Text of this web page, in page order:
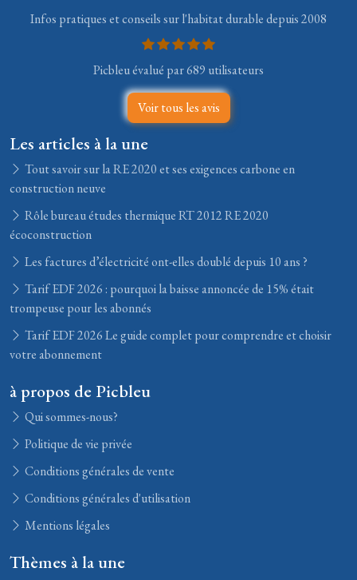
Infos pratiques et conseils sur l'habitat durable depuis 2008
Picbleu évalué par 689 utilisateurs
Voir tous les avis
Les articles à la une
Tout savoir sur la RE 2020 et ses exigences carbone en
construction neuve
Rôle bureau études thermique RT 2012 RE 2020
écoconstruction
Les factures d’électricité ont-elles doublé depuis 10 ans ?
Tarif EDF 2026 : pourquoi la baisse annoncée de 15% était
trompeuse pour les abonnés
Tarif EDF 2026 Le guide complet pour comprendre et choisir
votre abonnement
à propos de Picbleu
Qui sommes-nous?
Politique de vie privée
Conditions générales de vente
Conditions générales d'utilisation
Mentions légales
Thèmes à la une